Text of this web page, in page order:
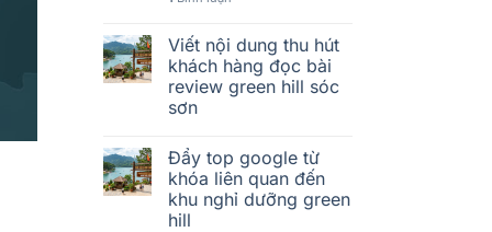
Viết nội dung thu hút
khách hàng đọc bài
review green hill sóc
sơn
Đẩy top google từ
khóa liên quan đến
khu nghỉ dưỡng green
hill